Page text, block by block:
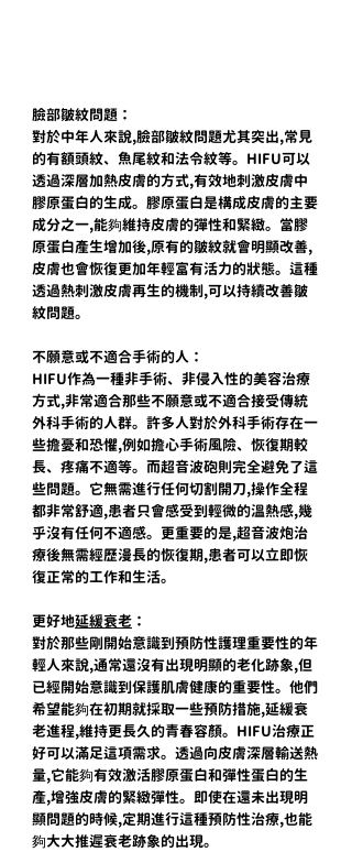
臉部皺紋問題：
對於中年人來說,臉部皺紋問題尤其突出,常見
的有額頭紋、魚尾紋和法令紋等。HIFU可以
透過深層加熱皮膚的方式,有效地刺激皮膚中
膠原蛋白的生成。膠原蛋白是構成皮膚的主要
成分之一,能夠維持皮膚的彈性和緊緻。當膠
原蛋白產生增加後,原有的皺紋就會明顯改善,
皮膚也會恢復更加年輕富有活力的狀態。這種
透過熱刺激皮膚再生的機制,可以持續改善皺
紋問題。
不願意或不適合手術的人：
HIFU作為一種非手術、非侵入性的美容治療
方式,非常適合那些不願意或不適合接受傳統
外科手術的人群。許多人對於外科手術存在一
些擔憂和恐懼,例如擔心手術風險、恢復期較
長、疼痛不適等。而超音波砲則完全避免了這
些問題。它無需進行任何切割開刀,操作全程
都非常舒適,患者只會感受到輕微的溫熱感,幾
乎沒有任何不適感。更重要的是,超音波炮治
療後無需經歷漫長的恢復期,患者可以立即恢
復正常的工作和生活。
更好地延緩衰老 ：
對於那些剛開始意識到預防性護理重要性的年
輕人來說,通常還沒有出現明顯的老化跡象,但
已經開始意識到保護肌膚健康的重要性。他們
希望能夠在初期就採取一些預防措施,延緩衰
老進程,維持更長久的青春容顏。HIFU治療正
好可以滿足這項需求。透過向皮膚深層輸送熱
量,它能夠有效激活膠原蛋白和彈性蛋白的生
產,增強皮膚的緊緻彈性。即使在還未出現明
顯問題的時候,定期進行這種預防性治療,也能
夠大大推遲衰老跡象的出現。